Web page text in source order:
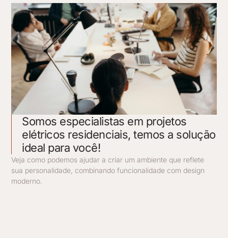
Somos especialistas em projetos
elétricos residenciais, temos a solução
ideal para você!
Veja como podemos ajudar a criar um ambiente que reflete
sua personalidade, combinando funcionalidade com design
moderno.